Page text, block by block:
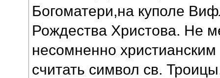
Богоматери,на куполе
Рождества Христова. Не
несомненно
считать символ св.